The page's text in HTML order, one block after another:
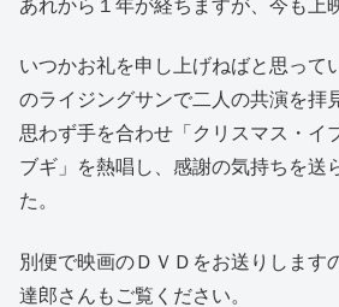
あれから１年が経ちますが、今も上
いつかお礼を申し上げねばと思って
のライジングサンで二人の共演を拝
思わず手を合わせ「クリスマス・イ
ブギ」を熱唱し、感謝の気持ちを送
た。
別便で映画のＤＶＤをお送りします
達郎さんもご覧ください。